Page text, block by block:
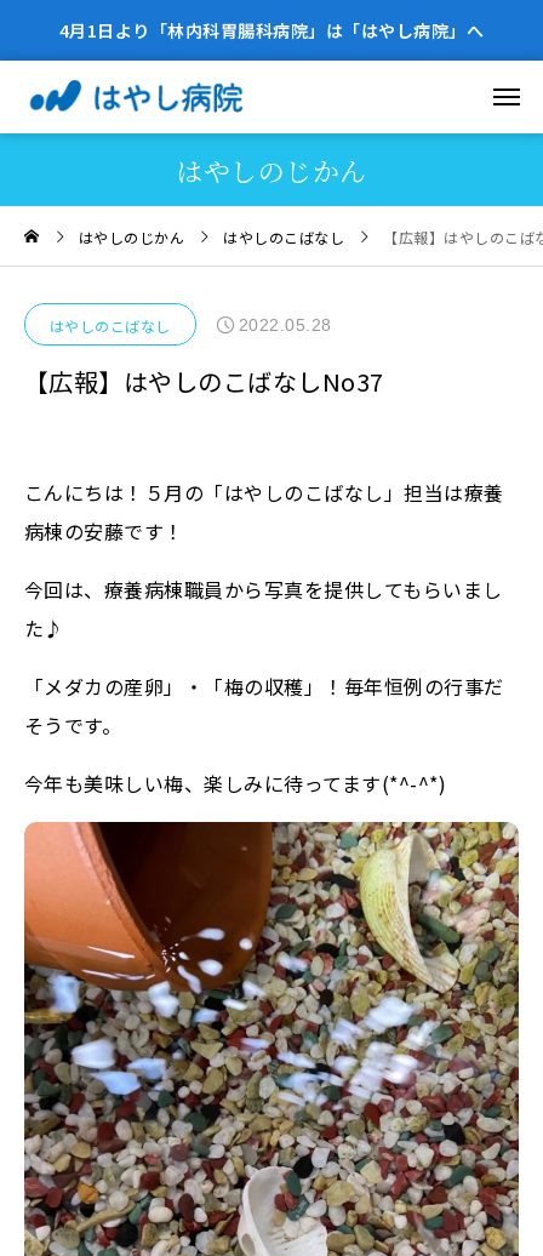
4月1日より「林内科胃腸科病院」は「はやし病院」へ
はやしのじかん
はやしのじかん はやしのこばなし 【広報】はやしのこ
はやしのこばなし 2022.05.28
【広報】はやしのこばなしNo37
こんにちは！５月の「はやしのこばなし」担当は療養
病棟の安藤です！
今回は、療養病棟職員から写真を提供してもらいまし
た♪
「メダカの産卵」・「梅の収穫」！毎年恒例の行事だ
そうです。
今年も美味しい梅、楽しみに待ってます(*^-^*)